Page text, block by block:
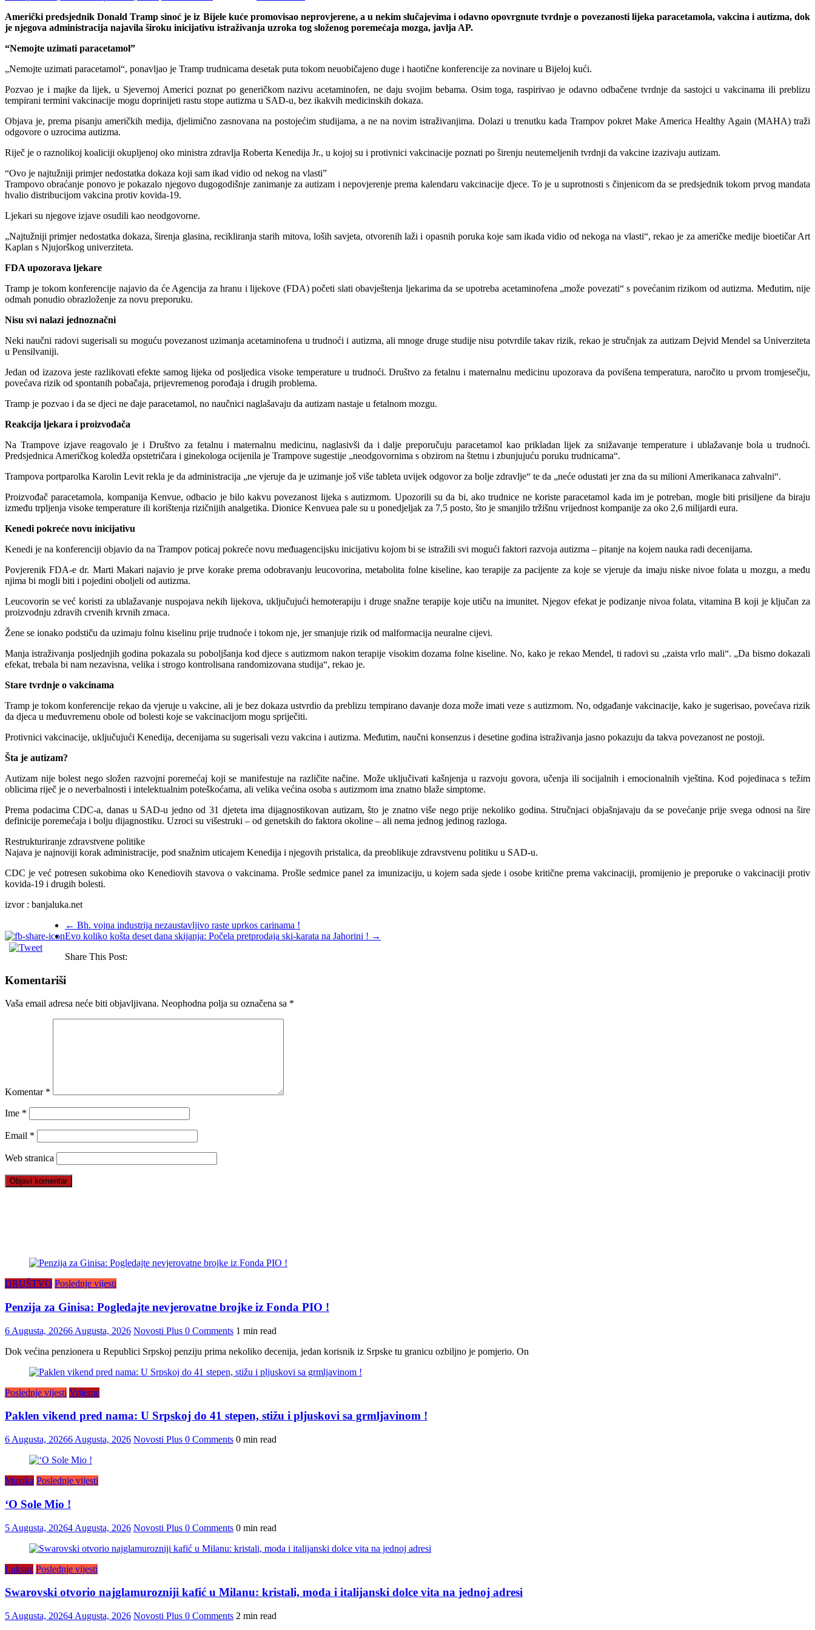
Američki predsjednik Donald Tramp sinoć je iz Bijele kuće promovisao neprovjerene, a u nekim slučajevima i odavno opovrgnute tvrdnje o povezanosti lijeka paracetamola, vakcina i autizma, dok
je njegova administracija najavila široku inicijativu istraživanja uzroka tog složenog poremećaja mozga, javlja AP.
“Nemojte uzimati paracetamol”
„Nemojte uzimati paracetamol“, ponavljao je Tramp trudnicama desetak puta tokom neuobičajeno duge i haotične konferencije za novinare u Bijeloj kući.
Pozvao je i majke da lijek, u Sjevernoj Americi poznat po generičkom nazivu acetaminofen, ne daju svojim bebama. Osim toga, raspirivao je odavno odbačene tvrdnje da sastojci u vakcinama ili preblizu
tempirani termini vakcinacije mogu doprinijeti rastu stope autizma u SAD-u, bez ikakvih medicinskih dokaza.
Objava je, prema pisanju američkih medija, djelimično zasnovana na postojećim studijama, a ne na novim istraživanjima. Dolazi u trenutku kada Trampov pokret Make America Healthy Again (MAHA) traži
odgovore o uzrocima autizma.
Riječ je o raznolikoj koaliciji okupljenoj oko ministra zdravlja Roberta Kenedija Jr., u kojoj su i protivnici vakcinacije poznati po širenju neutemeljenih tvrdnji da vakcine izazivaju autizam.
“Ovo je najtužniji primjer nedostatka dokaza koji sam ikad vidio od nekog na vlasti”
Trampovo obraćanje ponovo je pokazalo njegovo dugogodišnje zanimanje za autizam i nepovjerenje prema kalendaru vakcinacije djece. To je u suprotnosti s činjenicom da se predsjednik tokom prvog mandata
hvalio distribucijom vakcina protiv kovida-19.
Ljekari su njegove izjave osudili kao neodgovorne.
„Najtužniji primjer nedostatka dokaza, širenja glasina, recikliranja starih mitova, loših savjeta, otvorenih laži i opasnih poruka koje sam ikada vidio od nekoga na vlasti“, rekao je za američke medije bioetičar Art
Kaplan s Njujorškog univerziteta.
FDA upozorava ljekare
Tramp je tokom konferencije najavio da će Agencija za hranu i lijekove (FDA) početi slati obavještenja ljekarima da se upotreba acetaminofena „može povezati“ s povećanim rizikom od autizma. Međutim, nije
odmah ponudio obrazloženje za novu preporuku.
Nisu svi nalazi jednoznačni
Neki naučni radovi sugerisali su moguću povezanost uzimanja acetaminofena u trudnoći i autizma, ali mnoge druge studije nisu potvrdile takav rizik, rekao je stručnjak za autizam Dejvid Mendel sa Univerziteta
u Pensilvaniji.
Jedan od izazova jeste razlikovati efekte samog lijeka od posljedica visoke temperature u trudnoći. Društvo za fetalnu i maternalnu medicinu upozorava da povišena temperatura, naročito u prvom tromjesečju,
povećava rizik od spontanih pobačaja, prijevremenog porođaja i drugih problema.
Tramp je pozvao i da se djeci ne daje paracetamol, no naučnici naglašavaju da autizam nastaje u fetalnom mozgu.
Reakcija ljekara i proizvođača
Na Trampove izjave reagovalo je i Društvo za fetalnu i maternalnu medicinu, naglasivši da i dalje preporučuju paracetamol kao prikladan lijek za snižavanje temperature i ublažavanje bola u trudnoći.
Predsjednica Američkog koledža opstetričara i ginekologa ocijenila je Trampove sugestije „neodgovornima s obzirom na štetnu i zbunjujuću poruku trudnicama“.
Trampova portparolka Karolin Levit rekla je da administracija „ne vjeruje da je uzimanje još više tableta uvijek odgovor za bolje zdravlje“ te da „neće odustati jer zna da su milioni Amerikanaca zahvalni“.
Proizvođač paracetamola, kompanija Kenvue, odbacio je bilo kakvu povezanost lijeka s autizmom. Upozorili su da bi, ako trudnice ne koriste paracetamol kada im je potreban, mogle biti prisiljene da biraju
između trpljenja visoke temperature ili korištenja rizičnijih analgetika. Dionice Kenvuea pale su u ponedjeljak za 7,5 posto, što je smanjilo tržišnu vrijednost kompanije za oko 2,6 milijardi eura.
Kenedi pokreće novu inicijativu
Kenedi je na konferenciji objavio da na Trampov poticaj pokreće novu međuagencijsku inicijativu kojom bi se istražili svi mogući faktori razvoja autizma – pitanje na kojem nauka radi decenijama.
Povjerenik FDA-e dr. Marti Makari najavio je prve korake prema odobravanju leucovorina, metabolita folne kiseline, kao terapije za pacijente za koje se vjeruje da imaju niske nivoe folata u mozgu, a među
njima bi mogli biti i pojedini oboljeli od autizma.
Leucovorin se već koristi za ublažavanje nuspojava nekih lijekova, uključujući hemoterapiju i druge snažne terapije koje utiču na imunitet. Njegov efekat je podizanje nivoa folata, vitamina B koji je ključan za
proizvodnju zdravih crvenih krvnih zrnaca.
Žene se ionako podstiču da uzimaju folnu kiselinu prije trudnoće i tokom nje, jer smanjuje rizik od malformacija neuralne cijevi.
Manja istraživanja posljednjih godina pokazala su poboljšanja kod djece s autizmom nakon terapije visokim dozama folne kiseline. No, kako je rekao Mendel, ti radovi su „zaista vrlo mali“. „Da bismo dokazali
efekat, trebala bi nam nezavisna, velika i strogo kontrolisana randomizovana studija“, rekao je.
Stare tvrdnje o vakcinama
Tramp je tokom konferencije rekao da vjeruje u vakcine, ali je bez dokaza ustvrdio da preblizu tempirano davanje doza može imati veze s autizmom. No, odgađanje vakcinacije, kako je sugerisao, povećava rizik
da djeca u međuvremenu obole od bolesti koje se vakcinacijom mogu spriječiti.
Protivnici vakcinacije, uključujući Kenedija, decenijama su sugerisali vezu vakcina i autizma. Međutim, naučni konsenzus i desetine godina istraživanja jasno pokazuju da takva povezanost ne postoji.
Šta je autizam?
Autizam nije bolest nego složen razvojni poremećaj koji se manifestuje na različite načine. Može uključivati kašnjenja u razvoju govora, učenja ili socijalnih i emocionalnih vještina. Kod pojedinaca s težim
oblicima riječ je o neverbalnosti i intelektualnim poteškoćama, ali velika većina osoba s autizmom ima znatno blaže simptome.
Prema podacima CDC-a, danas u SAD-u jedno od 31 djeteta ima dijagnostikovan autizam, što je znatno više nego prije nekoliko godina. Stručnjaci objašnjavaju da se povećanje prije svega odnosi na šire
definicije poremećaja i bolju dijagnostiku. Uzroci su višestruki – od genetskih do faktora okoline – ali nema jednog jedinog razloga.
Restrukturiranje zdravstvene politike
Najava je najnoviji korak administracije, pod snažnim uticajem Kenedija i njegovih pristalica, da preoblikuje zdravstvenu politiku u SAD-u.
CDC je već potresen sukobima oko Kenediovih stavova o vakcinama. Prošle sedmice panel za imunizaciju, u kojem sada sjede i osobe kritične prema vakcinaciji, promijenio je preporuke o vakcinaciji protiv
kovida-19 i drugih bolesti.
izvor : banjaluka.net
← Bh. vojna industrija nezaustavljivo raste uprkos carinama !
Evo koliko košta deset dana skijanja: Počela pretprodaja ski-karata na Jahorini ! →
Share This Post:
Komentariši
Vaša email adresa neće biti objavljivana. Neophodna polja su označena sa *
Komentar *
Ime *
Email *
Web stranica
DRUŠTVO Poslednje vijesti
Penzija za Ginisa: Pogledajte nevjerovatne brojke iz Fonda PIO !
6 Augusta, 20266 Augusta, 2026 Novosti Plus 0 Comments 1 min read
Dok većina penzionera u Republici Srpskoj penziju prima nekoliko decenija, jedan korisnik iz Srpske tu granicu ozbiljno je pomjerio. On
Poslednje vijesti Vrijeme
Paklen vikend pred nama: U Srpskoj do 41 stepen, stižu i pljuskovi sa grmljavinom !
6 Augusta, 20266 Augusta, 2026 Novosti Plus 0 Comments 0 min read
Muzika Poslednje vijesti
‘O Sole Mio !
5 Augusta, 20264 Augusta, 2026 Novosti Plus 0 Comments 0 min read
Luksuz Poslednje vijesti
Swarovski otvorio najglamurozniji kafić u Milanu: kristali, moda i italijanski dolce vita na jednoj adresi
5 Augusta, 20264 Augusta, 2026 Novosti Plus 0 Comments 2 min read